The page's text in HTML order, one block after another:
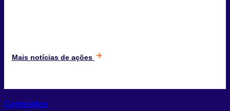
Mais notícias de ações
Conteúdos